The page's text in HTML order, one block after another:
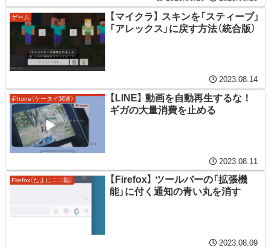
ゲーム
【マイクラ】 スキンを「スティーブ」
「アレックス」に戻す方法（統合版）
2023.08.14
iPhone（ケータイ関連）
【LINE】 動画を自動再生するな！
ギガの大量消費を止める
2023.08.11
Firefox（たまにニコ動）
【Firefox】 ツールバーの「拡張機
能」に付く通知の青い丸を消す
2023.08.09